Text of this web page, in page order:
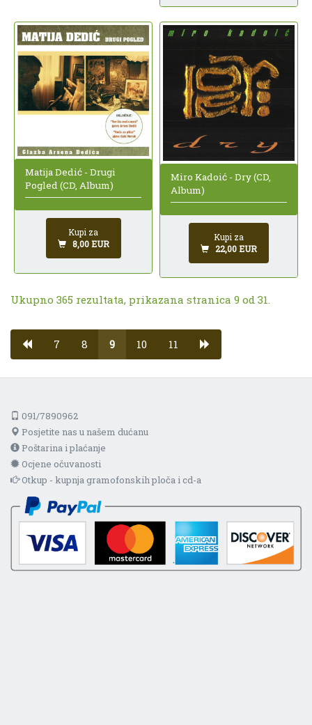
Matija Dedić - Drugi
Pogled (CD, Album)
Kupi za
8,00 EUR
Miro Kadoić - Dry (CD,
Album)
Kupi za
22,00 EUR
Ukupno 365 rezultata, prikazana stranica 9 od 31.
7 8 9 10 11
091/7890962
Posjetite nas u našem dućanu
Poštarina i plaćanje
Ocjene očuvanosti
Otkup - kupnja gramofonskih ploča i cd-a